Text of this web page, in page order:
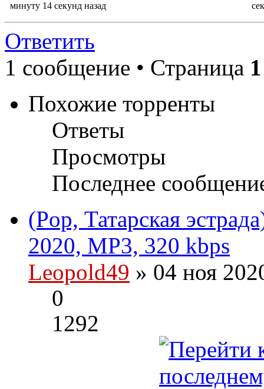
минуту 14 секунд назад
Ответить
1 сообщение • Страница 1
Похожие торренты
Ответы
Просмотры
Последнее
(Pop, Татарская
2020, MP3, 320 kbps
Leopold49 » 04 ноя
0
1292